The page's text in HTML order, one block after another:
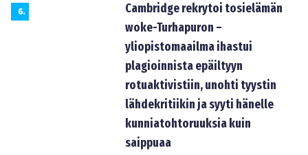
6.
Cambridge rekrytoi tosielämän
woke-Turhapuron –
yliopistomaailma ihastui
plagioinnista epäiltyyn
rotuaktivistiin, unohti tyystin
lähdekritiikin ja syyti hänelle
kunniatohtoruuksia kuin
saippuaa